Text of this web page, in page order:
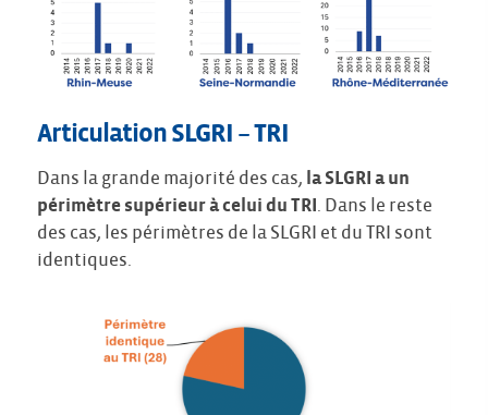
Articulation SLGRI – TRI
Dans la grande majorité des cas, la SLGRI a un
périmètre supérieur à celui du TRI . Dans le reste
des cas, les périmètres de la SLGRI et du TRI sont
identiques.